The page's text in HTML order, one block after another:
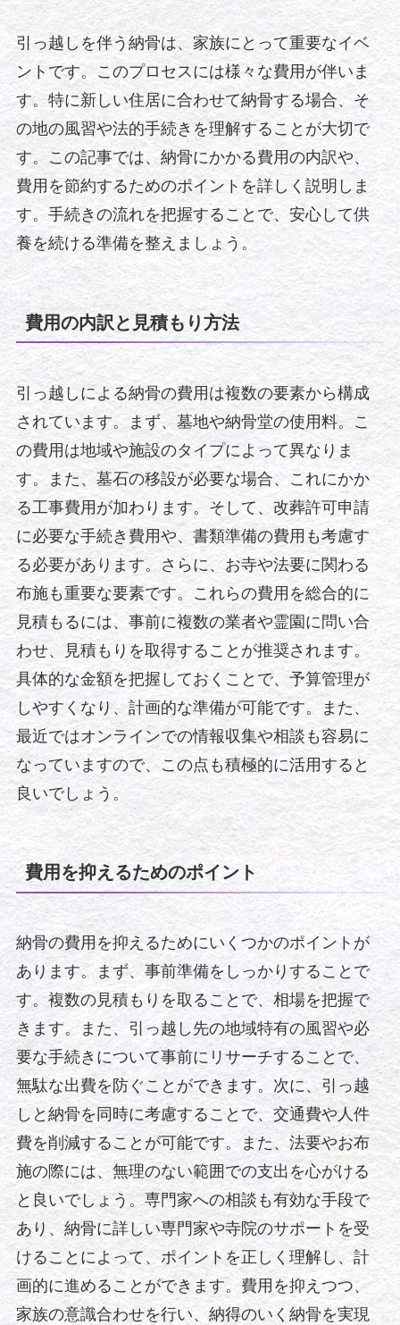
引っ越しを伴う納骨は、家族にとって重要なイベ
ントです。このプロセスには様々な費用が伴いま
す。特に新しい住居に合わせて納骨する場合、そ
の地の風習や法的手続きを理解することが大切で
す。この記事では、納骨にかかる費用の内訳や、
費用を節約するためのポイントを詳しく説明しま
す。手続きの流れを把握することで、安心して供
養を続ける準備を整えましょう。
費用の内訳と見積もり方法
引っ越しによる納骨の費用は複数の要素から構成
されています。まず、墓地や納骨堂の使用料。こ
の費用は地域や施設のタイプによって異なりま
す。また、墓石の移設が必要な場合、これにかか
る工事費用が加わります。そして、改葬許可申請
に必要な手続き費用や、書類準備の費用も考慮す
る必要があります。さらに、お寺や法要に関わる
布施も重要な要素です。これらの費用を総合的に
見積もるには、事前に複数の業者や霊園に問い合
わせ、見積もりを取得することが推奨されます。
具体的な金額を把握しておくことで、予算管理が
しやすくなり、計画的な準備が可能です。また、
最近ではオンラインでの情報収集や相談も容易に
なっていますので、この点も積極的に活用すると
良いでしょう。
費用を抑えるためのポイント
納骨の費用を抑えるためにいくつかのポイントが
あります。まず、事前準備をしっかりすることで
す。複数の見積もりを取ることで、相場を把握で
きます。また、引っ越し先の地域特有の風習や必
要な手続きについて事前にリサーチすることで、
無駄な出費を防ぐことができます。次に、引っ越
しと納骨を同時に考慮することで、交通費や人件
費を削減することが可能です。また、法要やお布
施の際には、無理のない範囲での支出を心がける
と良いでしょう。専門家への相談も有効な手段で
あり、納骨に詳しい専門家や寺院のサポートを受
けることによって、ポイントを正しく理解し、計
画的に進めることができます。費用を抑えつつ、
家族の意識合わせを行い、納得のいく納骨を実現